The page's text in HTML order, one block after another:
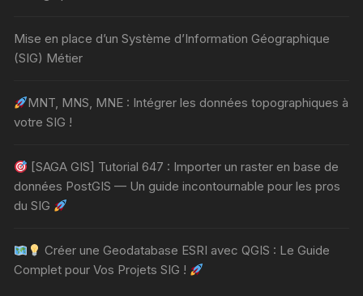
Mise en place d’un Système d’Information Géographique
(SIG) Métier
MNT, MNS, MNE : Intégrer les données topographiques à
votre SIG !
[SAGA GIS] Tutorial 647 : Importer un raster en base de
données PostGIS — Un guide incontournable pour les pros
du SIG
Créer une Geodatabase ESRI avec QGIS : Le Guide
Complet pour Vos Projets SIG !